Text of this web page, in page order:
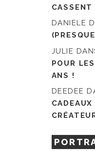
DANIELE
JULIE
POUR
ANS !
DEEDEE